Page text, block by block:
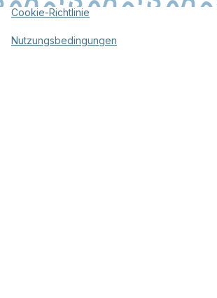
Cookie-Richtlinie
Nutzungsbedingungen